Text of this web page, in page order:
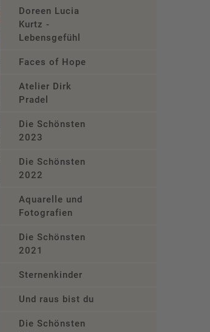
Doreen Lucia
Kurtz -
Lebensgefühl
Faces of Hope
Atelier Dirk
Pradel
Die Schönsten
2023
Die Schönsten
2022
Aquarelle und
Fotografien
Die Schönsten
2021
Sternenkinder
Und raus bist du
Die Schönsten